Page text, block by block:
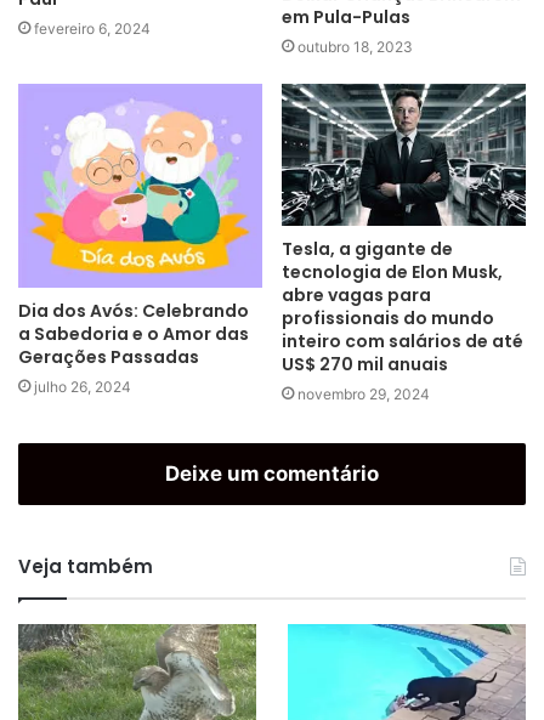
fevereiro 6, 2024
em Pula-Pulas
outubro 18, 2023
Dia dos Avós: Celebrando
a Sabedoria e o Amor das
Gerações Passadas
julho 26, 2024
Tesla, a gigante de
tecnologia de Elon Musk,
abre vagas para
profissionais do mundo
inteiro com salários de até
US$ 270 mil anuais
novembro 29, 2024
Deixe um comentário
Veja também